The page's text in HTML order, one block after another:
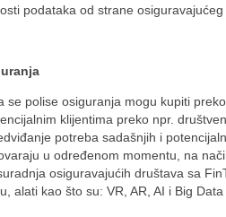
podataka od strane osiguravajućeg
polise osiguranja mogu kupiti
klijentima preko npr.
potreba sadašnjih i
u određenom momentu, na
osiguravajućih društava sa
alati kao što su: VR, AR, AI i Big